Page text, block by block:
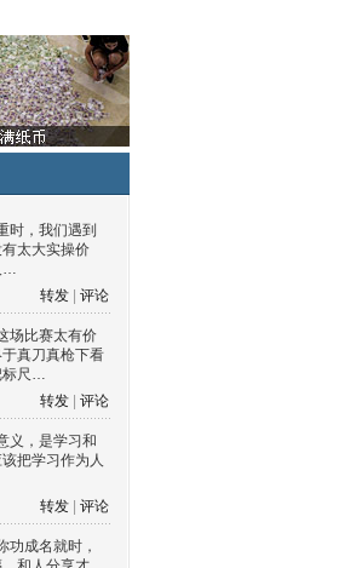
时，我们遇到
太大实操价
…
转发
评论
场比赛太有价
真刀真枪下看
标尺…
转发
评论
义，是学习和
把学习作为人
转发
评论
功成名就时，